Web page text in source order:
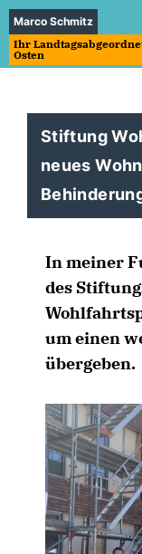
Marco Schmitz
Ihr
Osten
Stiftung
neues
In meiner
des
um einen
übergeben.